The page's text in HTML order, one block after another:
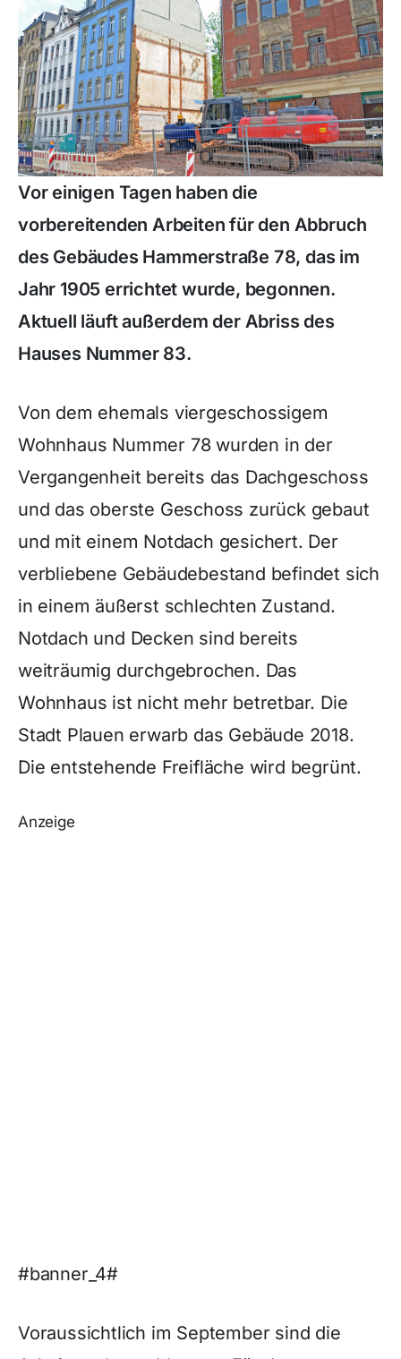
Vor einigen Tagen haben die
vorbereitenden Arbeiten für den Abbruch
des Gebäudes Hammerstraße 78, das im
Jahr 1905 errichtet wurde, begonnen.
Aktuell läuft außerdem der Abriss des
Hauses Nummer 83.
Von dem ehemals viergeschossigem
Wohnhaus Nummer 78 wurden in der
Vergangenheit bereits das Dachgeschoss
und das oberste Geschoss zurück gebaut
und mit einem Notdach gesichert. Der
verbliebene Gebäudebestand befindet sich
in einem äußerst schlechten Zustand.
Notdach und Decken sind bereits
weiträumig durchgebrochen. Das
Wohnhaus ist nicht mehr betretbar. Die
Stadt Plauen erwarb das Gebäude 2018.
Die entstehende Freifläche wird begrünt.
Anzeige
#banner_4#
Voraussichtlich im September sind die